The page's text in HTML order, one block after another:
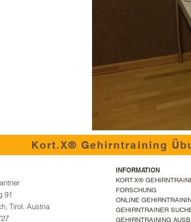
Kort.X® Gehirntraining
91
Tirol, Austria
INFORMATION
KORT.X®
FORSCHUNG
ONLINE
GEHIRNTRAINER
GEHIRNTRAINING